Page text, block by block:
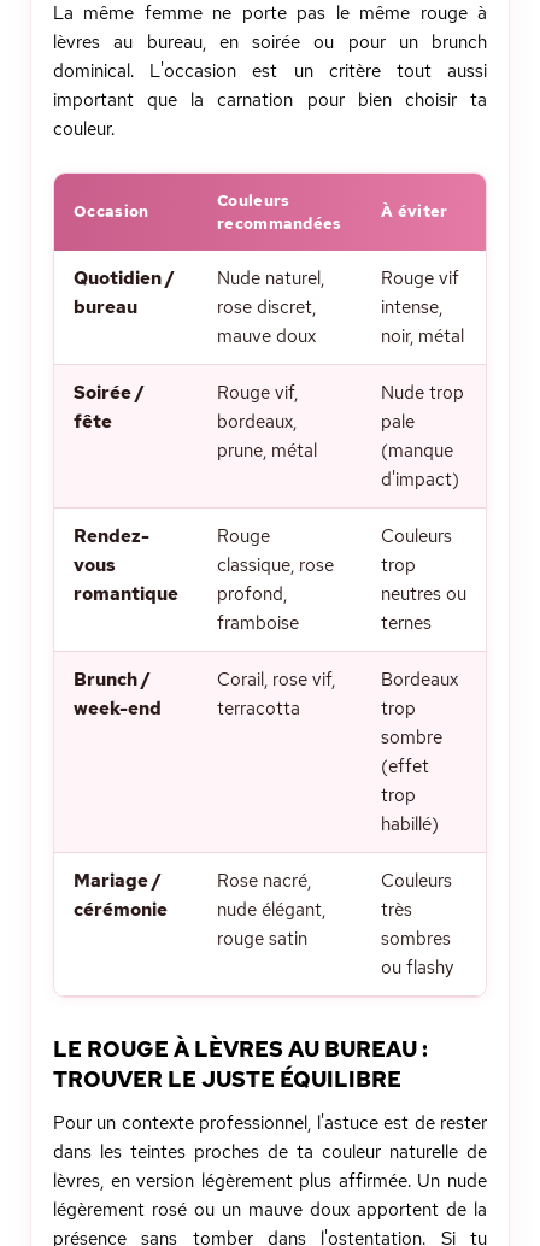
La même femme ne porte pas le même rouge à
lèvres au bureau, en soirée ou pour un brunch
dominical. L'occasion est un critère tout aussi
important que la carnation pour bien choisir ta
couleur.
Occasion
Couleurs
recommandées
À éviter
Quotidien /
bureau
Nude naturel,
rose discret,
mauve doux
Rouge vif
intense,
noir, métal
Soirée /
fête
Rouge vif,
bordeaux,
prune, métal
Nude trop
pale
(manque
d'impact)
Rendez-
vous
romantique
Rouge
classique, rose
profond,
framboise
Couleurs
trop
neutres ou
ternes
Brunch /
week-end
Corail, rose vif,
terracotta
Bordeaux
trop
sombre
(effet
trop
habillé)
Mariage /
cérémonie
Rose nacré,
nude élégant,
rouge satin
Couleurs
très
sombres
ou flashy
LE ROUGE À LÈVRES AU BUREAU :
TROUVER LE JUSTE ÉQUILIBRE
Pour un contexte professionnel, l'astuce est de rester
dans les teintes proches de ta couleur naturelle de
lèvres, en version légèrement plus affirmée. Un nude
légèrement rosé ou un mauve doux apportent de la
présence sans tomber dans l'ostentation. Si tu